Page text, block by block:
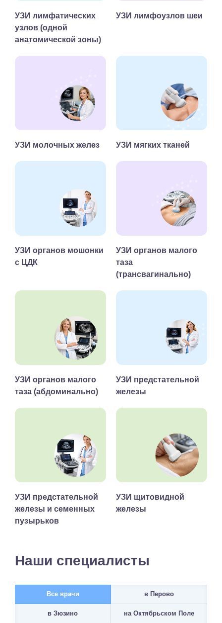
УЗИ лимфатических
узлов (одной
анатомической зоны)
УЗИ лимфоузлов шеи
УЗИ молочных желез УЗИ мягких тканей
УЗИ органов мошонки
с ЦДК
УЗИ органов малого
таза
(трансвагинально)
УЗИ органов малого
таза (абдоминально)
УЗИ предстательной
железы
УЗИ предстательной
железы и семенных
пузырьков
УЗИ щитовидной
железы
Наши специалисты
Все врачи в Перово
в Зюзино на Октябрьском Поле